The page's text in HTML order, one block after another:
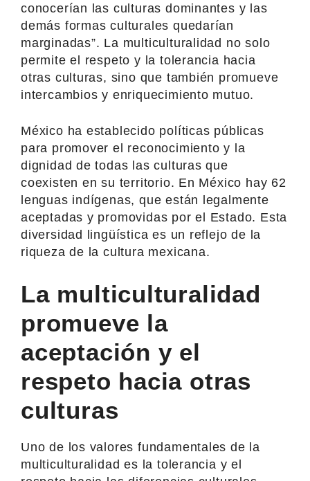
conocerían las culturas dominantes y las
demás formas culturales quedarían
marginadas”. La multiculturalidad no solo
permite el respeto y la tolerancia hacia
otras culturas, sino que también promueve
intercambios y enriquecimiento mutuo.
México ha establecido políticas públicas
para promover el reconocimiento y la
dignidad de todas las culturas que
coexisten en su territorio. En México hay 62
lenguas indígenas, que están legalmente
aceptadas y promovidas por el Estado. Esta
diversidad lingüística es un reflejo de la
riqueza de la cultura mexicana.
La multiculturalidad
promueve la
aceptación y el
respeto hacia otras
culturas
Uno de los valores fundamentales de la
multiculturalidad es la tolerancia y el